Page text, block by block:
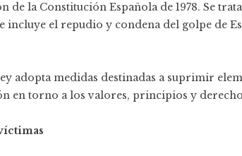
de la Constitución Española de 1978. Se
incluye el repudio y condena del golpe de
adopta medidas destinadas a suprimir
en torno a los valores, principios y